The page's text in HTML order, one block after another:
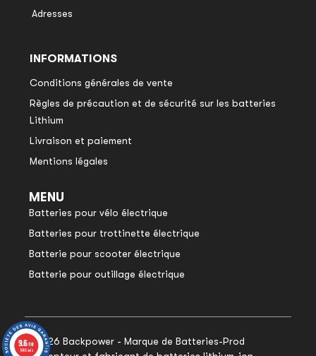
Adresses
INFORMATIONS
Conditions générales de vente
Règles de précaution et de sécurité sur les batteries
Lithium
Livraison et paiement
Mentions légales
MENU
Batteries pour vélo électrique
Batteries pour trottinette électrique
Batterie pour scooter électrique
Batterie pour outillage électrique
© 2026 Backpower - Marque de Batteries-Prod
9.6/10
1048 avis
9.6/10
1048 avis